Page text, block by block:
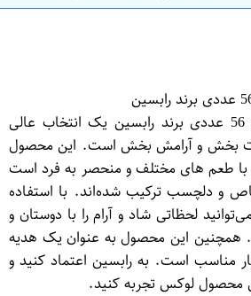
جعبه چای لوکس بسته 56 عددی برند رابسین یک انتخاب عالی
بخش و آرامش بخش است. این محصول
طعم های مختلف و منحصر به فرد است
و دلچسب ترکیب شده‌اند. با استفاده
لحظاتی شاد و آرام را با دوستان و
همچنین این محصول به عنوان یک هدیه
مناسب است. به رابسین اعتماد کنید و
محصول لوکس تجربه کنید.